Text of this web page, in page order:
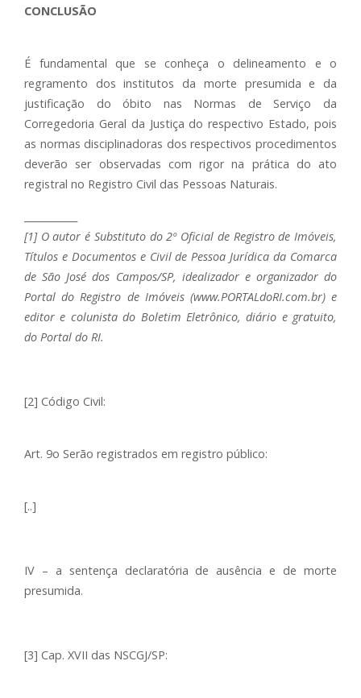
CONCLUSÃO
É fundamental que se conheça o delineamento e o
regramento dos institutos da morte presumida e da
justificação do óbito nas Normas de Serviço da
Corregedoria Geral da Justiça do respectivo Estado, pois
as normas disciplinadoras dos respectivos procedimentos
deverão ser observadas com rigor na prática do ato
registral no Registro Civil das Pessoas Naturais.
[1] O autor é Substituto do 2º Oficial de Registro de Imóveis,
Títulos e Documentos e Civil de Pessoa Jurídica da Comarca
de São José dos Campos/SP, idealizador e organizador do
Portal do Registro de Imóveis (www.PORTALdoRI.com.br) e
editor e colunista do Boletim Eletrônico, diário e gratuito,
do Portal do RI.
[2] Código Civil:
Art. 9o Serão registrados em registro público:
[..]
IV – a sentença declaratória de ausência e de morte
presumida.
[3] Cap. XVII das NSCGJ/SP: